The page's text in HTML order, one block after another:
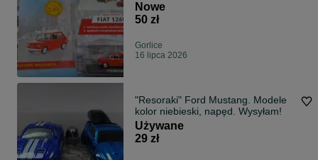
Nowe
50 zł
Gorlice
16 lipca 2026
"Resoraki" Ford Mustang. Modele
kolor niebieski, napęd. Wysyłam!
Używane
29 zł